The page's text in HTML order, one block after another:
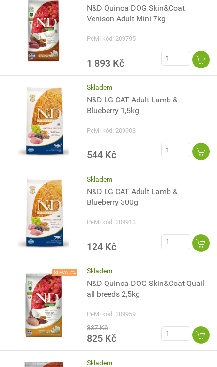
N&D Quinoa DOG Skin&Coat
Venison Adult Mini 7kg
PeMi kód: 209795
1 893 Kč
Skladem
N&D LG CAT Adult Lamb &
Blueberry 1,5kg
PeMi kód: 209903
544 Kč
Skladem
N&D LG CAT Adult Lamb &
Blueberry 300g
PeMi kód: 209913
124 Kč
SLEVA 7% Skladem
N&D Quinoa DOG Skin&Coat Quail
all breeds 2,5kg
PeMi kód: 209959
887 Kč
825 Kč
Skladem